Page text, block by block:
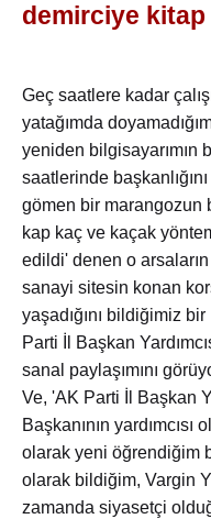
demirciye kitap
Geç saatlere kadar
yatağımda
yeniden bilgisayarımın
saatlerinde
gömen bir marangozun
kap kaç ve kaçak
edildi' denen o
sanayi sitesin konan
yaşadığını bildiğimiz
Parti İl Başkan
sanal paylaşımını
Ve, 'AK Parti İl Başkan
Başkanının
olarak yeni öğrendiğim
olarak bildiğim, Vargin
zamanda siyasetçi